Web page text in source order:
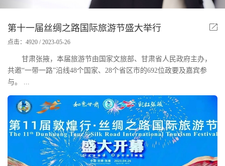
第十一届丝绸之路国际旅游节盛大举行
点击：4920 / 2023-05-26
甘肃张掖，本届旅游节由国家文旅部、甘肃省人民政府主办，
共邀“一带一路”沿线48个国家、28个省区市的692位政要及嘉宾参
与。 ...